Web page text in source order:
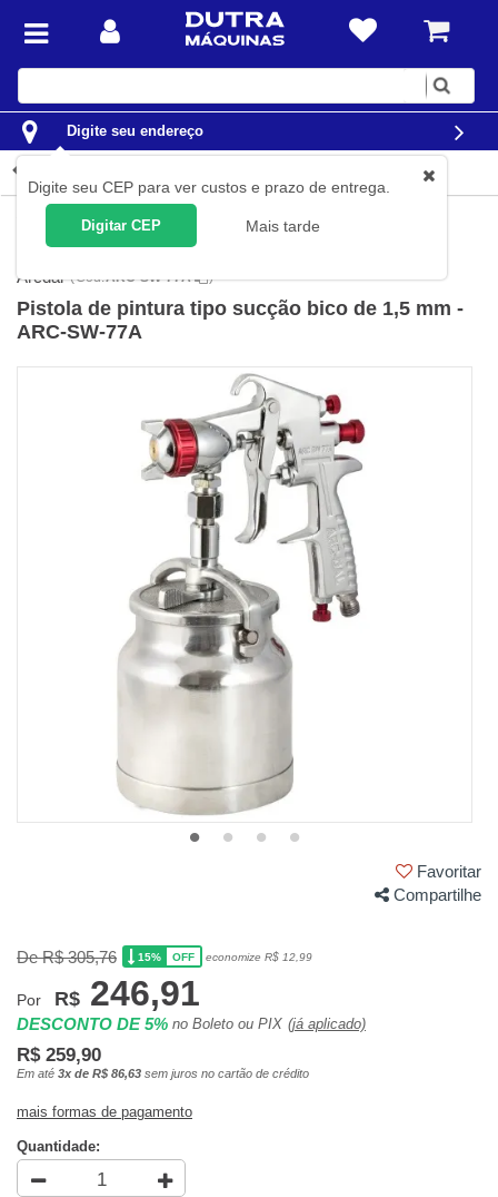
Digite
Digite seu endereço
Digite seu CEP para ver custos e prazo de entrega.
Digitar CEP Mais tarde
Aerografia e Pintura Equipamentos de Pintura
Pulverizadoras
Arcdal (Cód.ARC-SW-77A )
Pistola de pintura tipo sucção bico de 1,5 mm -
ARC-SW-77A
Favoritar
Compartilhe
De R$ 305,76 15% OFF economize R$ 12,99
Por R$ 246,91
DESCONTO DE 5% no Boleto ou PIX (já aplicado)
R$ 259,90
Em até 3x de R$ 86,63 sem juros no cartão de crédito
mais formas de pagamento
Quantidade: